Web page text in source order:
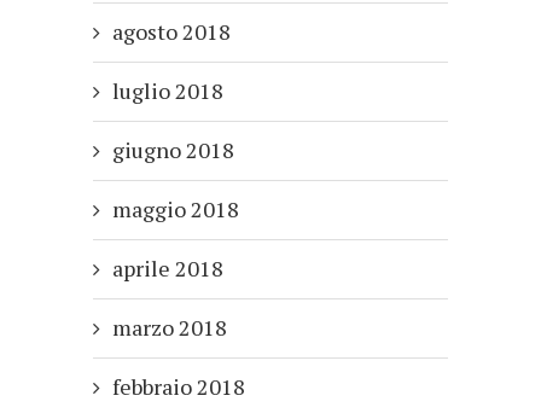
agosto 2018
luglio 2018
giugno 2018
maggio 2018
aprile 2018
marzo 2018
febbraio 2018